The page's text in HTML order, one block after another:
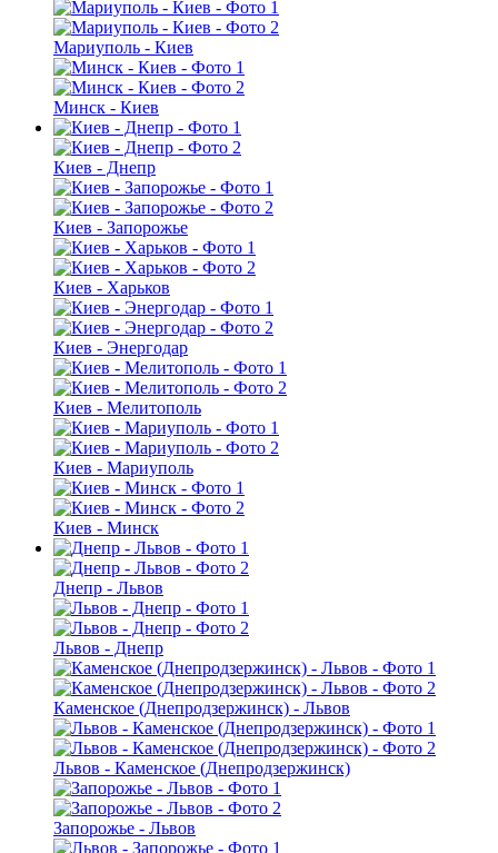
Мариуполь - Киев
Минск - Киев
Киев - Днепр
Киев - Запорожье
Киев - Харьков
Киев - Энергодар
Киев - Мелитополь
Киев - Мариуполь
Киев - Минск
Днепр - Львов
Львов - Днепр
Каменское (Днепродзержинск) - Львов
Львов - Каменское (Днепродзержинск)
Запорожье - Львов